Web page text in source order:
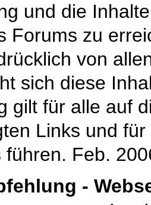
und die
Forums zu
von
sich diese
gilt für alle auf
Links und
führen. Feb.
-